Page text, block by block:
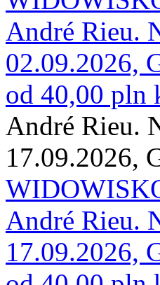
André Rieu.
02.09.2026,
od 40,00 pln
André Rieu.
17.09.2026,
André Rieu.
17.09.2026,